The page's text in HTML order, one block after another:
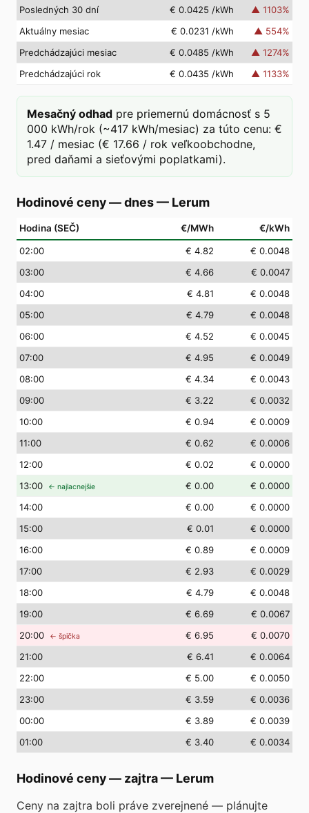
Posledných 30 dní
€ 0.0425 /kWh ▲ 1103%
Aktuálny mesiac
€ 0.0231 /kWh ▲ 554%
Predchádzajúci mesiac
€ 0.0485 /kWh ▲ 1274%
Predchádzajúci rok
€ 0.0435 /kWh ▲ 1133%
Mesačný odhad pre priemernú domácnosť s 5
000 kWh/rok (~417 kWh/mesiac) za túto cenu: €
1.47 / mesiac (€ 17.66 / rok veľkoobchodne,
pred daňami a sieťovými poplatkami).
Hodinové ceny — dnes— Lerum
Hodina (SEČ) €/MWh €/kWh
02:00 € 4.82
€ 0.0048
03:00 € 4.66
€ 0.0047
04:00 € 4.81
€ 0.0048
05:00 € 4.79
€ 0.0048
06:00 € 4.52
€ 0.0045
07:00 € 4.95
€ 0.0049
08:00 € 4.34
€ 0.0043
09:00 € 3.22
€ 0.0032
10:00 € 0.94
€ 0.0009
11:00 € 0.62
€ 0.0006
12:00 € 0.02
€ 0.0000
13:00 ← najlacnejšie € 0.00
€ 0.0000
14:00 € 0.00
€ 0.0000
15:00 € 0.01
€ 0.0000
16:00 € 0.89
€ 0.0009
17:00 € 2.93
€ 0.0029
18:00 € 4.79
€ 0.0048
19:00 € 6.69
€ 0.0067
20:00 ← špička € 6.95
€ 0.0070
21:00 € 6.41
€ 0.0064
22:00 € 5.00
€ 0.0050
23:00 € 3.59
€ 0.0036
00:00 € 3.89
€ 0.0039
01:00 € 3.40 € 0.0034
Hodinové ceny — zajtra— Lerum
Ceny na zajtra boli práve zverejnené — plánujte